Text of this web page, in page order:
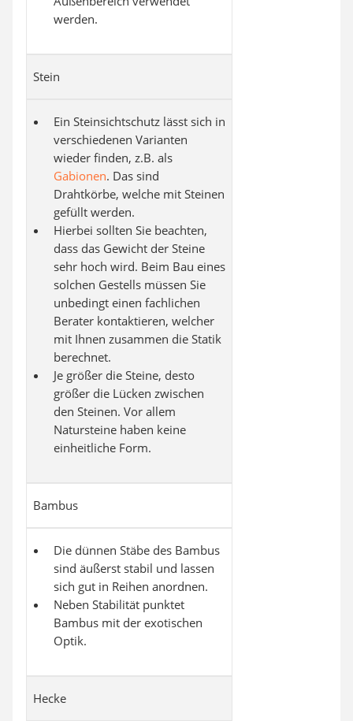
werden.
Stein
Ein Steinsichtschutz lässt sich in
verschiedenen Varianten
wieder finden, z.B. als
Gabionen. Das sind
Drahtkörbe, welche mit Steinen
gefüllt werden.
Hierbei sollten Sie beachten,
dass das Gewicht der Steine
sehr hoch wird. Beim Bau eines
solchen Gestells müssen Sie
unbedingt einen fachlichen
Berater kontaktieren, welcher
mit Ihnen zusammen die Statik
berechnet.
Je größer die Steine, desto
größer die Lücken zwischen
den Steinen. Vor allem
Natursteine haben keine
einheitliche Form.
Bambus
Die dünnen Stäbe des Bambus
sind äußerst stabil und lassen
sich gut in Reihen anordnen.
Neben Stabilität punktet
Bambus mit der exotischen
Optik.
Hecke